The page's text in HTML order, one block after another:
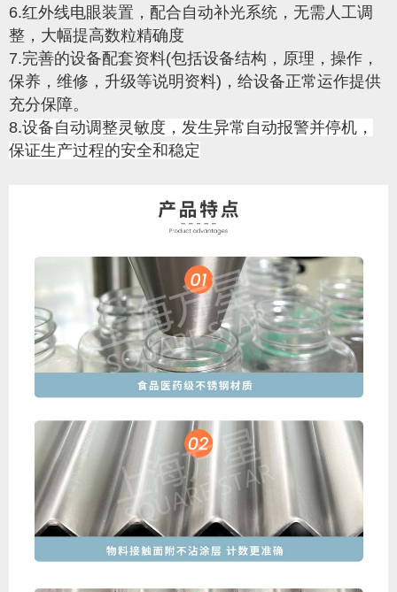
6.红外线电眼装置，配合自动补光系统，无需人工调
整，大幅提高数粒精确度
7.完善的设备配套资料(包括设备结构，原理，操作，
保养，维修，升级等说明资料)，给设备正常运作提供
充分保障。
8.设备自动调整灵敏度，发生异常自动报警并停机，
保证生产过程的安全和稳定